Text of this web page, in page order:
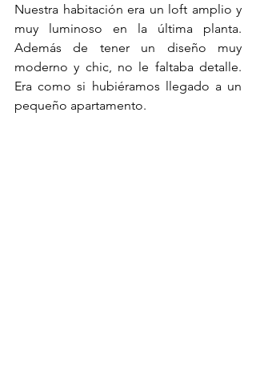
Nuestra habitación era un loft amplio y
muy luminoso en la última planta.
Además de tener un diseño muy
moderno y chic, no le faltaba detalle.
Era como si hubiéramos llegado a un
pequeño apartamento.